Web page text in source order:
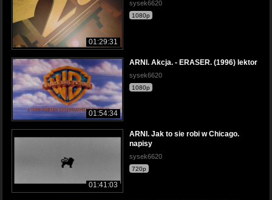
01:29:31
sysek6620
1080p
01:54:34
ARNI. Akcja. - ERASER. (1996) lektor
sysek6620
1080p
01:41:03
ARNI. Jak to sie robi w Chicago.
napisy
sysek6620
720p